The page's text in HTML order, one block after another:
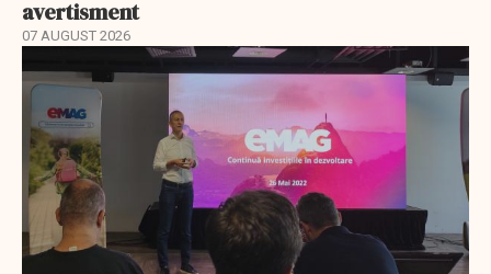
avertisment
07 AUGUST 2026